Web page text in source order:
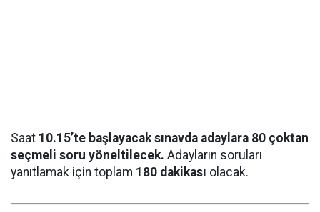
Saat 10.15’te başlayacak sınavda adaylara 80 çoktan
seçmeli soru yöneltilecek. Adayların soruları
yanıtlamak için toplam 180 dakikası olacak.